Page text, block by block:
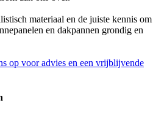
materiaal en de juiste kennis om
en dakpannen grondig en
op voor advies en een vrijblijvende